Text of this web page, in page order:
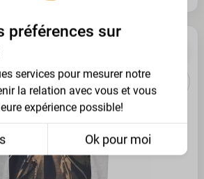
préférences sur
services pour mesurer notre
la relation avec vous et vous
expérience possible!
Ok pour moi